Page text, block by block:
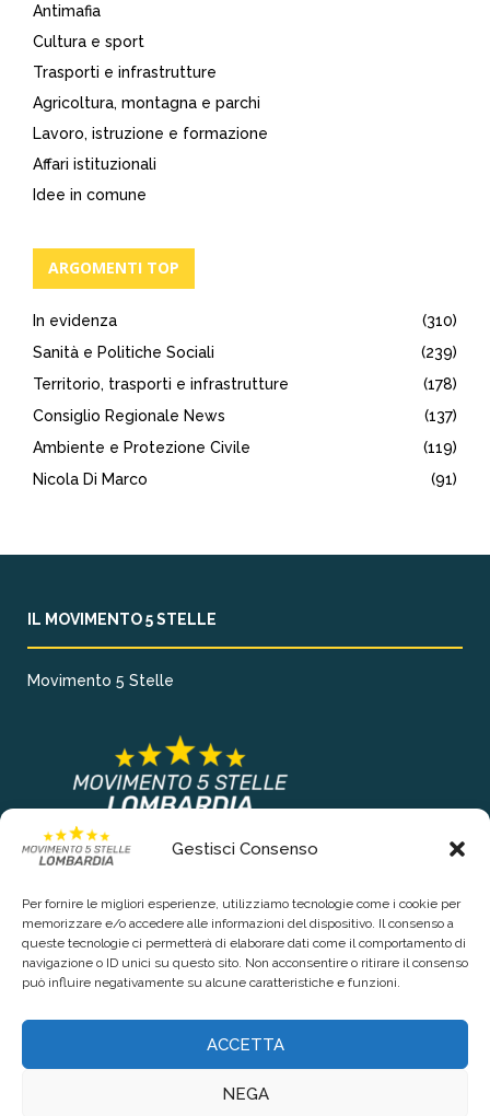
Gestisci Consenso
Per fornire le migliori esperienze, utilizziamo tecnologie come i cookie per
memorizzare e/o accedere alle informazioni del dispositivo. Il consenso a
queste tecnologie ci permetterà di elaborare dati come il comportamento di
navigazione o ID unici su questo sito. Non acconsentire o ritirare il consenso
può influire negativamente su alcune caratteristiche e funzioni.
ACCETTA
NEGA
Antimafia
Cultura e sport
Trasporti e infrastrutture
Agricoltura, montagna e parchi
Lavoro, istruzione e formazione
Affari istituzionali
Idee in comune
ARGOMENTI TOP
In evidenza
(310)
Sanità e Politiche Sociali
(239)
Territorio, trasporti e infrastrutture
(178)
Consiglio Regionale News
(137)
Ambiente e Protezione Civile
(119)
Nicola Di Marco
(91)
IL MOVIMENTO 5 STELLE
Movimento 5 Stelle
COLLEGAMENTI PRINCIPALI
Contattaci
Privacy Policy